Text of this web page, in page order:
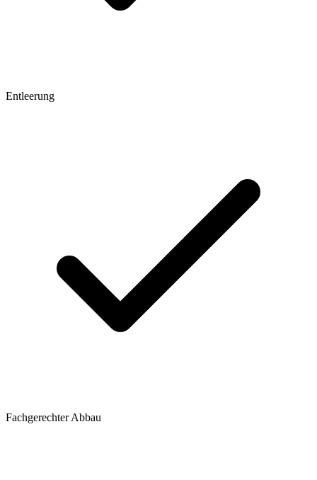
Entleerung
Fachgerechter Abbau